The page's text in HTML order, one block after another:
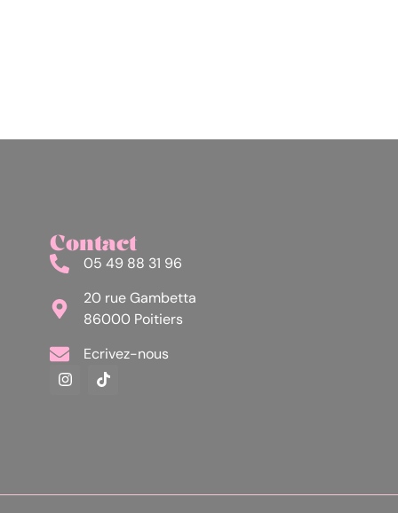
Contact
05 49 88 31 96
20 rue Gambetta
86000 Poitiers
Ecrivez-nous